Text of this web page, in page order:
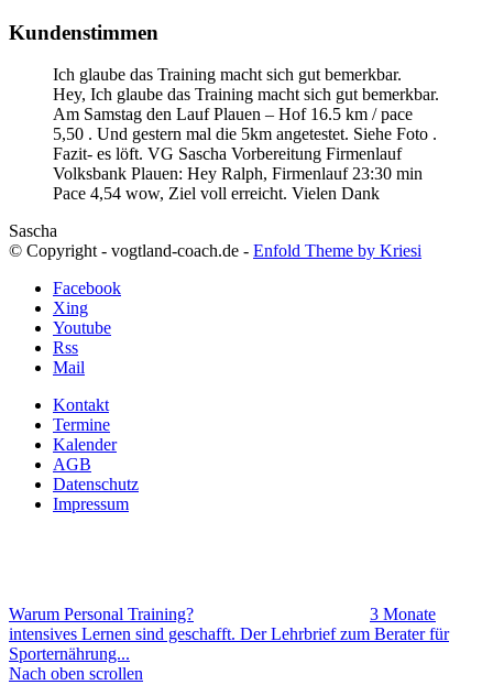
Kundenstimmen
Ich glaube das Training macht sich gut bemerkbar.
Hey, Ich glaube das Training macht sich gut bemerkbar.
Am Samstag den Lauf Plauen – Hof 16.5 km / pace
5,50 . Und gestern mal die 5km angetestet. Siehe Foto .
Fazit- es löft. VG Sascha Vorbereitung Firmenlauf
Volksbank Plauen: Hey Ralph, Firmenlauf 23:30 min
Pace 4,54 wow, Ziel voll erreicht. Vielen Dank
Sascha
© Copyright - vogtland-coach.de - Enfold Theme by Kriesi
Facebook
Xing
Youtube
Rss
Mail
Kontakt
Termine
Kalender
AGB
Datenschutz
Impressum
Warum Personal Training?
3 Monate
intensives Lernen sind geschafft. Der Lehrbrief zum Berater für
Sporternährung...
Nach oben scrollen